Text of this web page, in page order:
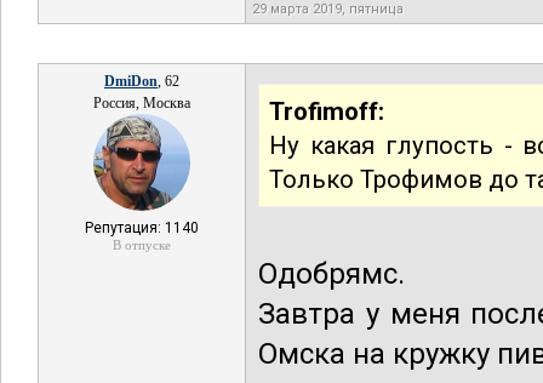
29 марта 2019, пятница
DmiDon, 62
Россия, Москва
Репутация: 1140
В отпуске
Trofimoff:
Ну какая глупость -
Только Трофимов до
Одобрямс.
Завтра у меня
Омска на кружку